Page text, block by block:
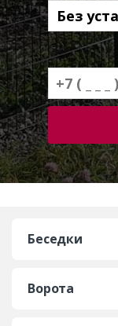
Беседки
Ворота